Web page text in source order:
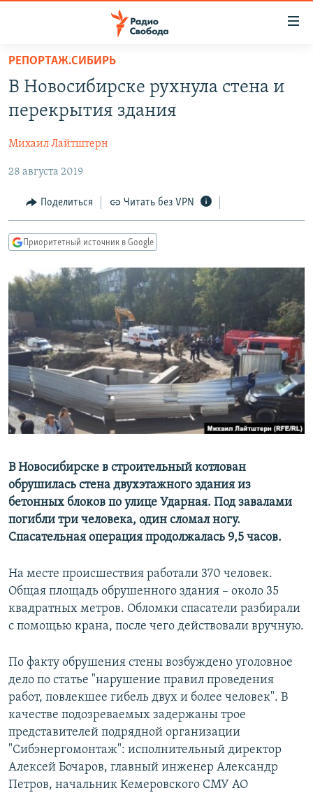
упрощенного
доступа
основному
Вернутся
главной
навигации
Вернутся
поиску
АВТОРСКИЕ ПРОЕКТЫ
ЦИТАТЫ СВОБОДЫ
МНЕНИЯ
КУЛЬТУРА
IDEL.РЕАЛИИ
КАВКАЗ.РЕАЛИИ
СЕВЕР.РЕАЛИИ
СИБИРЬ.РЕАЛИИ
РАСПИСАНИЕ ВЕЩАНИЯ
ПОДПИШИТЕСЬ НА РАССЫЛКУ
СОЦИАЛЬНЫЕ СЕТИ
Все сайты РСЕ/РС
РЕПОРТАЖ.СИБИРЬ
В Новосибирске рухнула стена и
перекрытия здания
Михаил Лайтштерн
28 августа 2019
Поделиться Читать без VPN
Приоритетный источник в Google
В Новосибирске в строительный котлован
обрушилась стена двухэтажного здания из
бетонных блоков по улице Ударная. Под завалами
погибли три человека, один сломал ногу.
Спасательная операция продолжалась 9,5 часов.
На месте происшествия работали 370 человек.
Общая площадь обрушенного здания – около 35
квадратных метров. Обломки спасатели разбирали
с помощью крана, после чего действовали вручную.
По факту обрушения стены возбуждено уголовное
дело по статье "нарушение правил проведения
работ, повлекшее гибель двух и более человек". В
качестве подозреваемых задержаны трое
представителей подрядной организации
"Сибэнергомонтаж": исполнительный директор
Алексей Бочаров, главный инженер Александр
Петров, начальник Кемеровского СМУ АО